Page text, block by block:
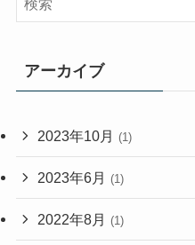
アーカイブ
2023年10月 (1)
2023年6月 (1)
2022年8月 (1)